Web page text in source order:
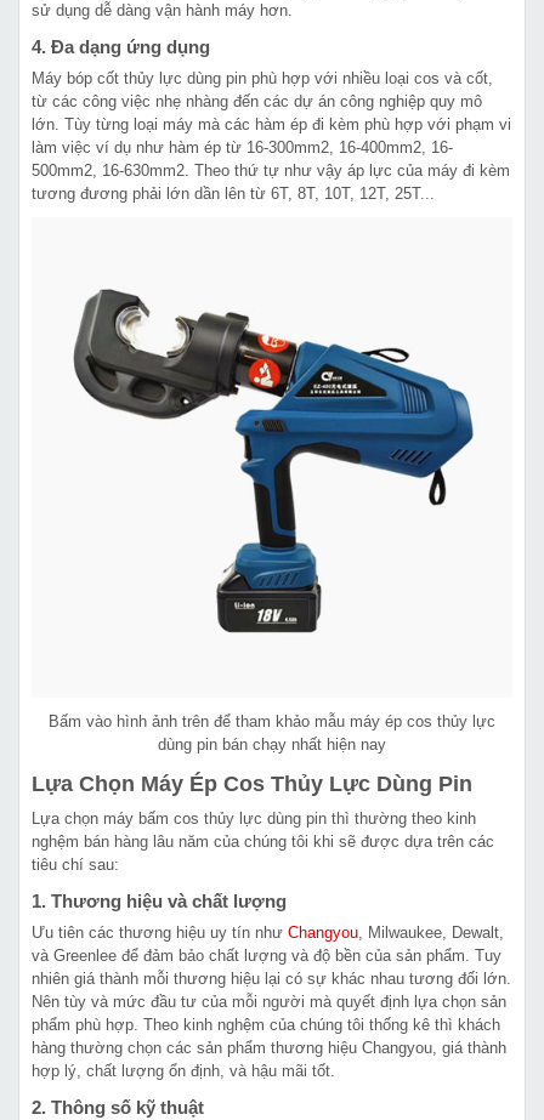
sử dụng dễ dàng vận hành máy hơn.
4. Đa dạng ứng dụng
Máy bóp cốt thủy lực dùng pin phù hợp với nhiều loại cos và cốt,
từ các công việc nhẹ nhàng đến các dự án công nghiệp quy mô
lớn. Tùy từng loại máy mà các hàm ép đi kèm phù hợp với phạm vi
làm việc ví dụ như hàm ép từ 16-300mm2, 16-400mm2, 16-
500mm2, 16-630mm2. Theo thứ tự như vậy áp lực của máy đi kèm
tương đương phải lớn dần lên từ 6T, 8T, 10T, 12T, 25T...
Bấm vào hình ảnh trên để tham khảo mẫu máy ép cos thủy lực
dùng pin bán chạy nhất hiện nay
Lựa Chọn Máy Ép Cos Thủy Lực Dùng Pin
Lựa chọn máy bấm cos thủy lực dùng pin thì thường theo kinh
nghệm bán hàng lâu năm của chúng tôi khi sẽ được dựa trên các
tiêu chí sau:
1. Thương hiệu và chất lượng
Ưu tiên các thương hiệu uy tín như Changyou, Milwaukee, Dewalt,
và Greenlee để đảm bảo chất lượng và độ bền của sản phẩm. Tuy
nhiên giá thành mỗi thương hiệu lại có sự khác nhau tương đối lớn.
Nên tùy và mức đầu tư của mỗi người mà quyết định lựa chọn sản
phẩm phù hợp. Theo kinh nghệm của chúng tôi thống kê thì khách
hàng thường chọn các sản phẩm thương hiệu Changyou, giá thành
hợp lý, chất lượng ổn định, và hậu mãi tốt.
2. Thông số kỹ thuật